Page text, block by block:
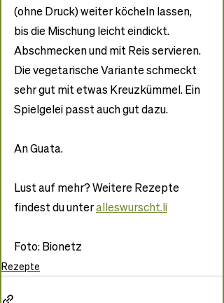
(ohne Druck) weiter köcheln lassen,
bis die Mischung leicht eindickt.
Abschmecken und mit Reis servieren.
Die vegetarische Variante schmeckt
sehr gut mit etwas Kreuzkümmel. Ein
Spielgelei passt auch gut dazu.
An Guata.
Lust auf mehr? Weitere Rezepte
findest du unter alleswurscht.li
Foto: Bionetz
Rezepte